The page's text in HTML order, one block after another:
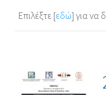
Επιλέξτε [εδώ] για να